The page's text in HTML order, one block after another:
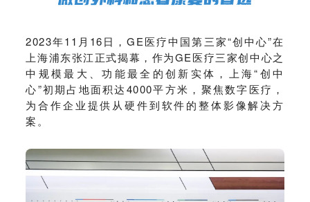
2023年11月16日，GE医疗中国第三家“创中心”在
上海浦东张江正式揭幕，作为GE医疗三家创中心之
中规模最大、功能最全的创新实体，上海“创中
心”初期占地面积达4000平方米，聚焦数字医疗，
为合作企业提供从硬件到软件的整体影像解决方
案。